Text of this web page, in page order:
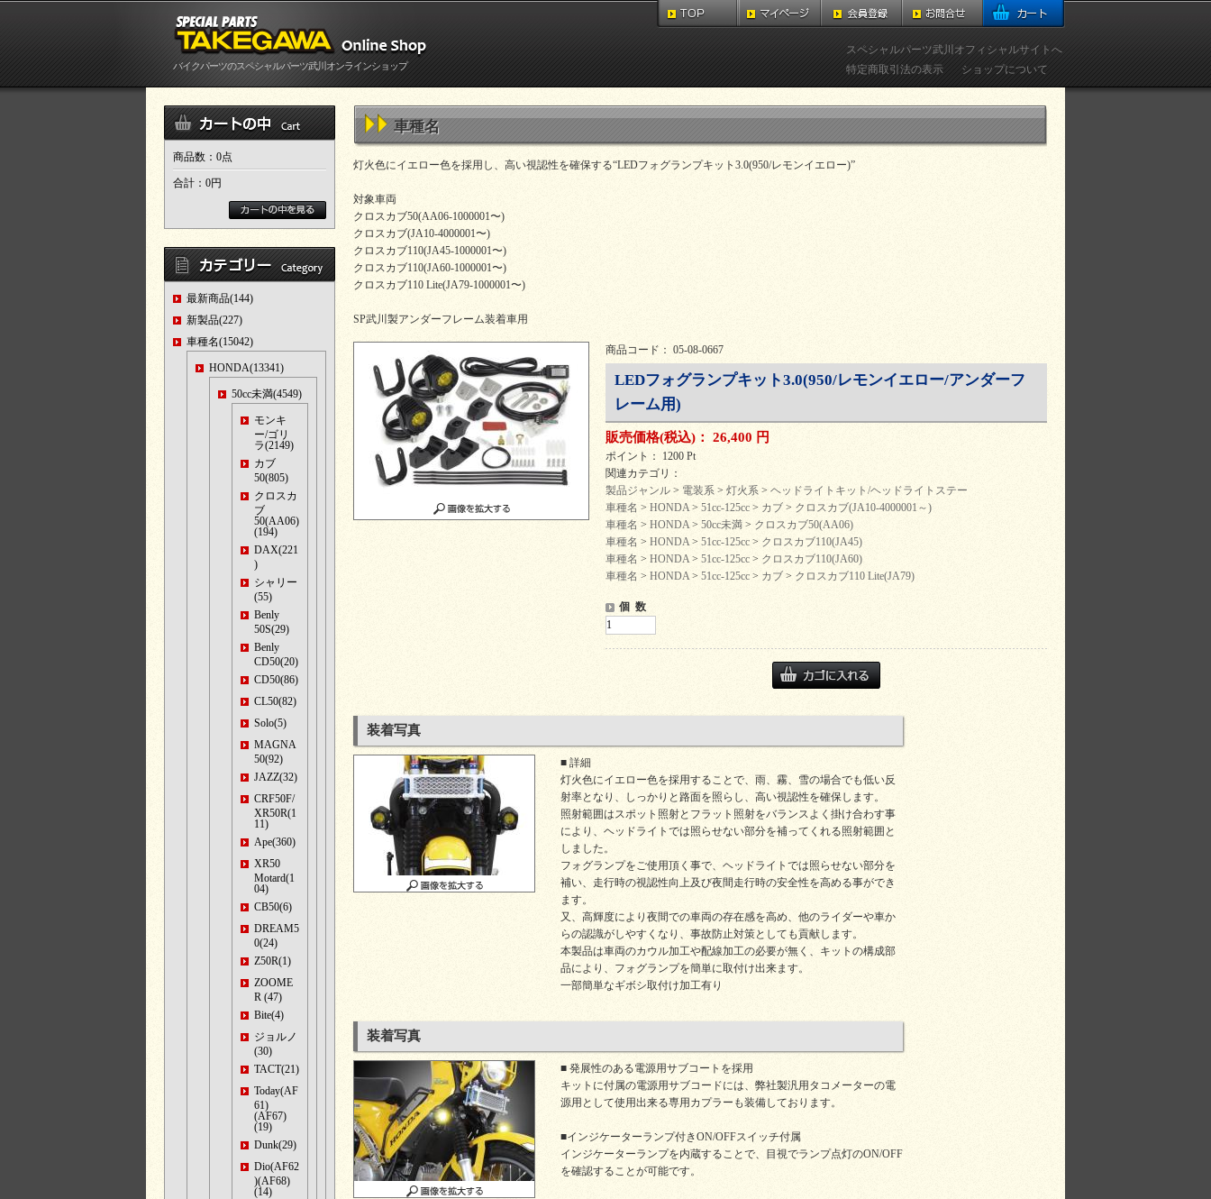
バイクパーツのスペシャルパーツ武川オンラインショップ
スペシャルパーツ武川オフィシャルサイトへ
特定商取引法の表示
ショップについて
商品数：0点
合計： 0円
最新商品(144)
新製品(227)
車種名(15042)
HONDA(13341)
50cc未満(4549)
モンキ
ー/ゴリ
ラ(2149)
カブ
50(805)
クロスカ
ブ
50(AA06)
(194)
DAX(221
)
シャリー
(55)
Benly
50S(29)
Benly
CD50(20)
CD50(86)
CL50(82)
Solo(5)
MAGNA
50(92)
JAZZ(32)
CRF50F/
XR50R(1
11)
Ape(360)
XR50
Motard(1
04)
CB50(6)
DREAM5
0(24)
Z50R(1)
ZOOME
R (47)
Bite(4)
ジョルノ
(30)
TACT(21)
Today(AF
61)
(AF67)
(19)
Dunk(29)
Dio(AF62
)(AF68)
(14)
車種名
灯火色にイエロー色を採用し、高い視認性を確保する“LEDフォグランプキット3.0(950/レモンイエロー)”
対象車両
クロスカブ50(AA06-1000001〜)
クロスカブ(JA10-4000001〜)
クロスカブ110(JA45-1000001〜)
クロスカブ110(JA60-1000001〜)
クロスカブ110 Lite(JA79-1000001〜)
SP武川製アンダーフレーム装着車用
商品コード： 05-08-0667
LEDフォグランプキット3.0(950/レモンイエロー/アンダーフ
レーム用)
販売価格(税込) ： 26,400 円
ポイント： 1200 Pt
関連カテゴリ：
製品ジャンル > 電装系 > 灯火系 > ヘッドライトキット/ヘッドライトステー
車種名 > HONDA> 51cc-125cc > カブ > クロスカブ(JA10-4000001～)
車種名 > HONDA> 50cc未満 > クロスカブ50(AA06)
車種名 > HONDA> 51cc-125cc > クロスカブ110(JA45)
車種名 > HONDA> 51cc-125cc > クロスカブ110(JA60)
車種名 > HONDA> 51cc-125cc > カブ > クロスカブ110 Lite(JA79)
個 数
装着写真
■ 詳細
灯火色にイエロー色を採用することで、雨、霧、雪の場合でも低い反
射率となり、しっかりと路面を照らし、高い視認性を確保します。
照射範囲はスポット照射とフラット照射をバランスよく掛け合わす事
により、ヘッドライトでは照らせない部分を補ってくれる照射範囲と
しました。
フォグランプをご使用頂く事で、ヘッドライトでは照らせない部分を
補い、走行時の視認性向上及び夜間走行時の安全性を高める事ができ
ます。
又、高輝度により夜間での車両の存在感を高め、他のライダーや車か
らの認識がしやすくなり、事故防止対策としても貢献します。
本製品は車両のカウル加工や配線加工の必要が無く、キットの構成部
品により、フォグランプを簡単に取付け出来ます。
一部簡単なギボシ取付け加工有り
装着写真
■ 発展性のある電源用サブコートを採用
キットに付属の電源用サブコードには、弊社製汎用タコメーターの電
源用として使用出来る専用カプラーも装備しております。
■インジケーターランプ付きON/OFFスイッチ付属
インジケーターランプを内蔵することで、目視でランプ点灯のON/OFF
を確認することが可能です。